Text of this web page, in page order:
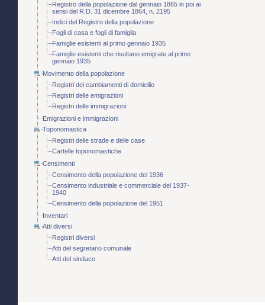
Registro della popolazione dal gennaio 1865 in poi ai
sensi del R.D. 31 dicembre 1864, n. 2195
Indici del Registro della popolazione
Fogli di casa e fogli di famiglia
Famiglie esistenti al primo gennaio 1935
Famiglie esistenti che risultano emigrate al primo
gennaio 1935
Movimento della popolazione
Registri dei cambiamenti di domicilio
Registri delle emigrazioni
Registri delle immigrazioni
Emigrazioni e immigrazioni
Toponomastica
Registri delle strade e delle case
Cartelle toponomastiche
Censimenti
Censimento della popolazione del 1936
Censimento industriale e commerciale del 1937-
1940
Censimento della popolazione del 1951
Inventari
Atti diversi
Registri diversi
Atti del segretario comunale
Atti del sindaco